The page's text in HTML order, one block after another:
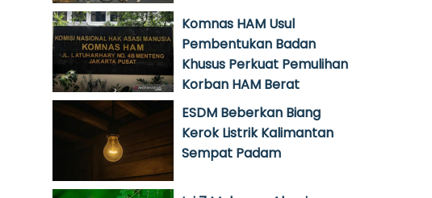
Komnas HAM Usul
Pembentukan Badan
Khusus Perkuat Pemulihan
Korban HAM Berat
ESDM Beberkan Biang
Kerok Listrik Kalimantan
Sempat Padam